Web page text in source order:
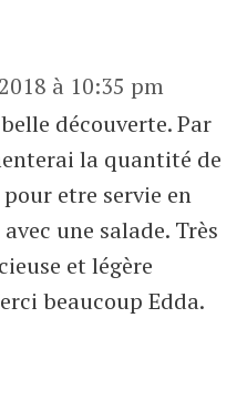
à 10:35 pm
découverte. Par
la quantité de
etre servie en
une salade. Très
et légère
beaucoup Edda.